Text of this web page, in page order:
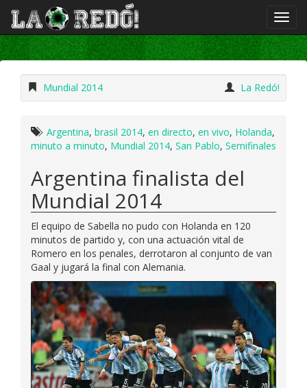
Mundial 2014 La Redó!
Argentina, brasil 2014, en directo, en vivo, Holanda,
minuto a minuto, Mundial 2014, San Pablo, Semifinales
Argentina finalista del
Mundial 2014
El equipo de Sabella no pudo con Holanda en 120
minutos de partido y, con una actuación vital de
Romero en los penales, derrotaron al conjunto de van
Gaal y jugará la final con Alemania.